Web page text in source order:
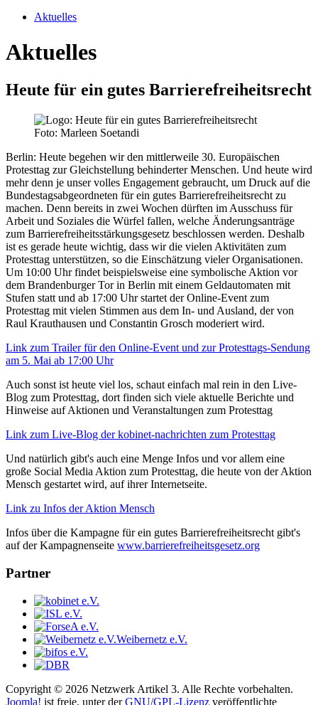
Aktuelles
Aktuelles
Heute für ein gutes Barrierefreiheitsrecht
Foto: Marleen Soetandi
Berlin: Heute begehen wir den mittlerweile 30. Europäischen
Protesttag zur Gleichstellung behinderter Menschen. Und heute wird
mehr denn je unser volles Engagement gebraucht, um Druck auf die
Bundestagsabgeordneten für ein gutes Barrierefreiheitsrecht zu
machen. Denn bereits in zwei Wochen dürften im Ausschuss für
Arbeit und Soziales die Würfel fallen, welche Änderungsanträge
zum Barrierefreiheitsstärkungsgesetz beschlossen werden. Deshalb
ist es gerade heute wichtig, dass wir die vielen Aktivitäten zum
Protesttag unterstützen, so die Einschätzung vieler Organisationen.
Um 10:00 Uhr findet beispielsweise eine symbolische Aktion vor
dem Brandenburger Tor in Berlin mit einem Geldautomaten mit
Stufen statt und ab 17:00 Uhr startet der Online-Event zum
Protesttag mit vielen Stimmen aus dem In- und Ausland, der von
Raul Krauthausen und Constantin Grosch moderiert wird.
Link zum Trailer für den Online-Event und zur Protesttags-Sendung
am 5. Mai ab 17:00 Uhr
Auch sonst ist heute viel los, schaut einfach mal rein in den Live-
Blog zum Protesttag, dort finden sich viele aktuelle Berichte und
Hinweise auf Aktionen und Veranstaltungen zum Protesttag
Link zum Live-Blog der kobinet-nachrichten zum Protesttag
Und natürlich gibt's auch eine Menge Infos und vor allem eine
große Social Media Aktion zum Protesttag, die heute von der Aktion
Mensch gestartet wird, auf ihrer Internetseite.
Link zu Infos der Aktion Mensch
Infos über die Kampagne für ein gutes Barrierefreiheitsrecht gibt's
auf der Kampagnenseite www.barrierefreiheitsgesetz.org
Partner
Weibernetz e.V.
Copyright © 2026 Netzwerk Artikel 3. Alle Rechte vorbehalten.
Joomla! ist freie, unter derGNU/GPL-Lizenz veröffentlichte